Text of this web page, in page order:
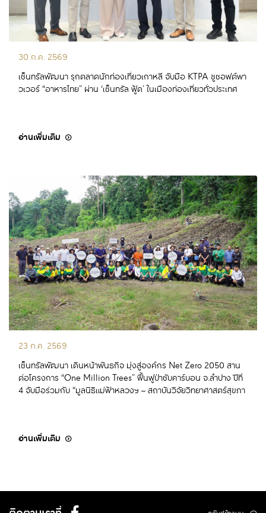
30 ก.ค. 2569
เซ็นทรัลพัฒนา รุกตลาดนักท่องเที่ยวเกาหลี จับมือ KTPA ชูซอฟต์พา
วเวอร์ “อาหารไทย” ผ่าน ‘เซ็นทรัล ฟู้ด’ ในเมืองท่องเที่ยวทั่วประเทศ
อ่านเพิ่มเติม
23 ก.ค. 2569
เซ็นทรัลพัฒนา เดินหน้าพันธกิจ มุ่งสู่องค์กร Net Zero 2050 สาน
ต่อโครงการ “One Million Trees” ฟื้นฟูป่าซับคาร์บอน จ.ลำปาง ปีที่
4 จับมือร่วมกับ “มูลนิธิแม่ฟ้าหลวงฯ – สถาบันวิจัยวิทยาศาสตร์สุขภา
อ่านเพิ่มเติม